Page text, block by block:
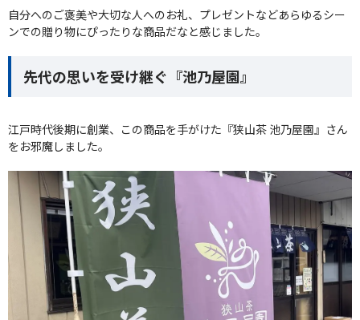
自分へのご褒美や大切な人へのお礼、プレゼントなどあらゆるシー
ンでの贈り物にぴったりな商品だなと感じました。
先代の思いを受け継ぐ『池乃屋園』
江戸時代後期に創業、この商品を手がけた『狭山茶 池乃屋園』さん
をお邪魔しました。